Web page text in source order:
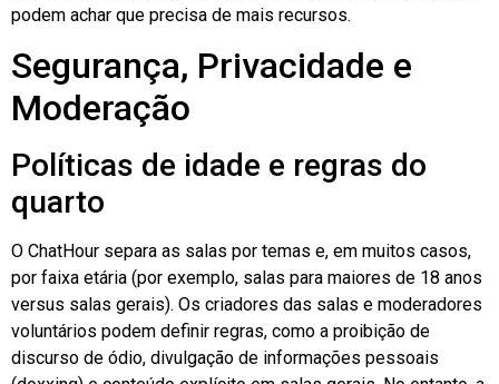
podem achar que precisa de mais recursos.
Segurança, Privacidade e
Moderação
Políticas de idade e regras do
quarto
O ChatHour separa as salas por temas e, em muitos casos,
por faixa etária (por exemplo, salas para maiores de 18 anos
versus salas gerais). Os criadores das salas e moderadores
voluntários podem definir regras, como a proibição de
discurso de ódio, divulgação de informações pessoais